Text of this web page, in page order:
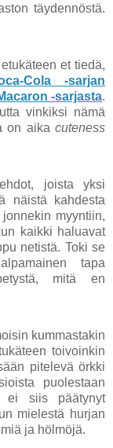
täydennöstä.
et tiedä,
Cola -sarjan
-sarjasta.
vinkiksi nämä
on aika cuteness
joista yksi
näistä kahdesta
myyntiin,
kaikki haluavat
netistä. Toki se
tapa
mitä en
kummastakin
toivoinkin
pitelevä örkki
puolestaan
ei siis päätynyt
mielestä hurjan
ja hölmöjä.